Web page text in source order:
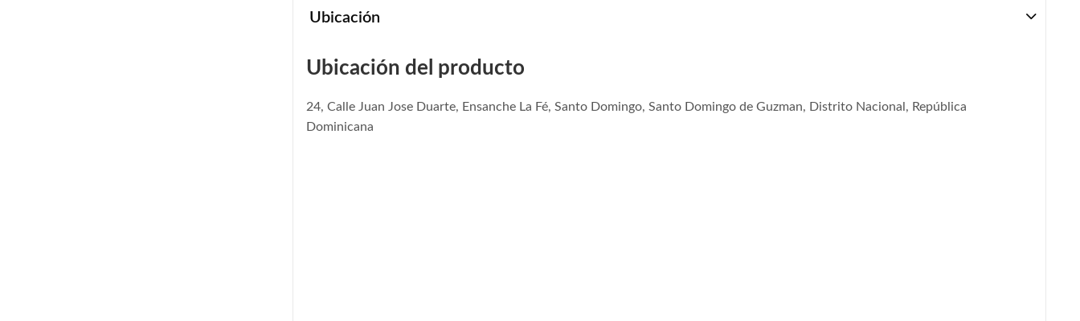
Ubicación
Ubicación del producto
24, Calle Juan Jose Duarte, Ensanche La Fé, Santo Domingo, Santo Domingo de Guzman, Distrito Nacional, República
Dominicana